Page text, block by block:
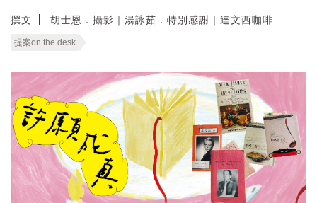
撰文 胡士恩．攝影｜湯詠茹．特別感謝｜達文西咖啡
提案on the desk